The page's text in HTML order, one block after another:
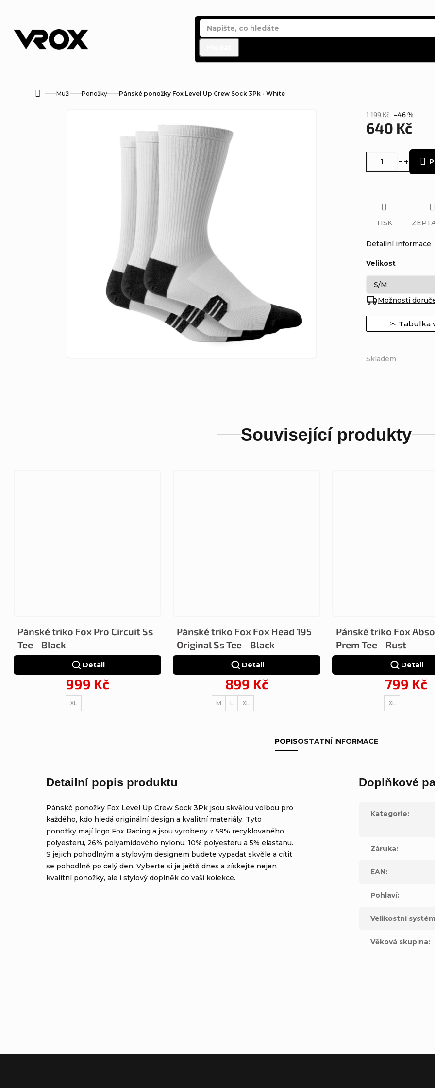
obsah
DomůMuži Ponožky Pánské ponožky Fox Level Up Crew Sock 3Pk - White
1 199 Kč –46 %
640 Kč
Skladem
Velikost
Možnosti
Tabulka
Detailní informace
TISK
Související produkty
Pánské triko Fox Pro Circuit Ss
Tee - Black
999 Kč
Detail
XL
Pánské triko Fox Fox Head 195
Original Ss Tee - Black
899 Kč
Detail
M L XL
Pánské triko Fox
Prem Tee - Rust
799 Kč
Detail
XL
POPISOSTATNÍ INFORMACE
Detailní popis produktu
Pánské ponožky Fox Level Up Crew Sock 3Pk jsou skvělou volbou pro
každého, kdo hledá originální design a kvalitní materiály. Tyto
ponožky mají logo Fox Racing a jsou vyrobeny z 59% recyklovaného
polyesteru, 26% polyamidového nylonu, 10% polyesteru a 5% elastanu.
S jejich pohodlným a stylovým designem budete vypadat skvěle a cítit
se pohodlně po celý den. Vyberte si je ještě dnes a získejte nejen
kvalitní ponožky, ale i stylový doplněk do vaší kolekce.
Doplňkové
Kategorie:
Záruka:
EAN:
Pohlaví:
Velikostní systém
Věková skupina: